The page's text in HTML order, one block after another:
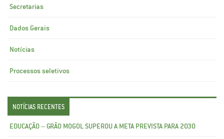
Secretarias
Dados Gerais
Notícias
Processos seletivos
NOTÍCIAS RECENTES
EDUCAÇÃO – GRÃO MOGOL SUPEROU A META PREVISTA PARA 2030